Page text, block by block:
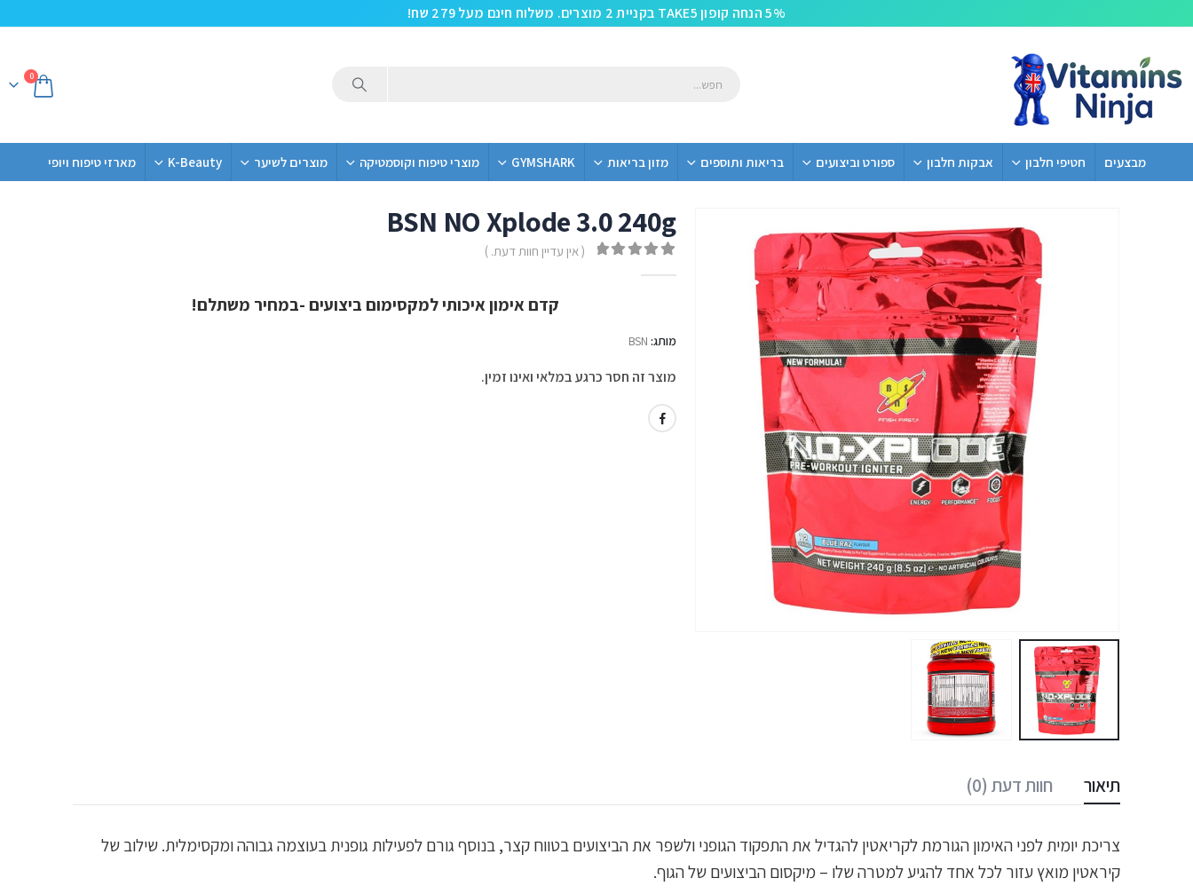
5% הנחה קופון TAKE5 בקניית 2 מוצרים. משלוח חינם מעל 279 שח!
0
מבצעים חטיפי חלבון אבקות חלבון ספורט וביצועים בריאות ותוספים מזון בריאות GYMSHARK מוצרי טיפוח וקוסמטיקה מוצרים לשיער K-Beauty מארזי טיפוח ויופי
BSN NO Xplode 3.0 240g
( אין עדיין חוות דעת. )
קדם אימון איכותי למקסימום ביצועים -במחיר משתלם!
מותג: BSN
מוצר זה חסר כרגע במלאי ואינו זמין.
תיאור חוות דעת (0)
צריכת יומית לפני האימון הגורמת לקריאטין להגדיל את התפקוד הגופני ולשפר את הביצועים בטווח קצר, בנוסף גורם לפעילות גופנית בעוצמה גבוהה ומקסימלית. שילוב של
קיראטין מואץ עזור לכל אחד להגיע למטרה שלו – מיקסום הביצועים של הגוף.